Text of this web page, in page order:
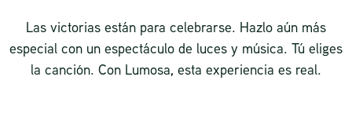
Las victorias están para celebrarse. Hazlo aún más
especial con un espectáculo de luces y música. Tú eliges
la canción. Con Lumosa, esta experiencia es real.